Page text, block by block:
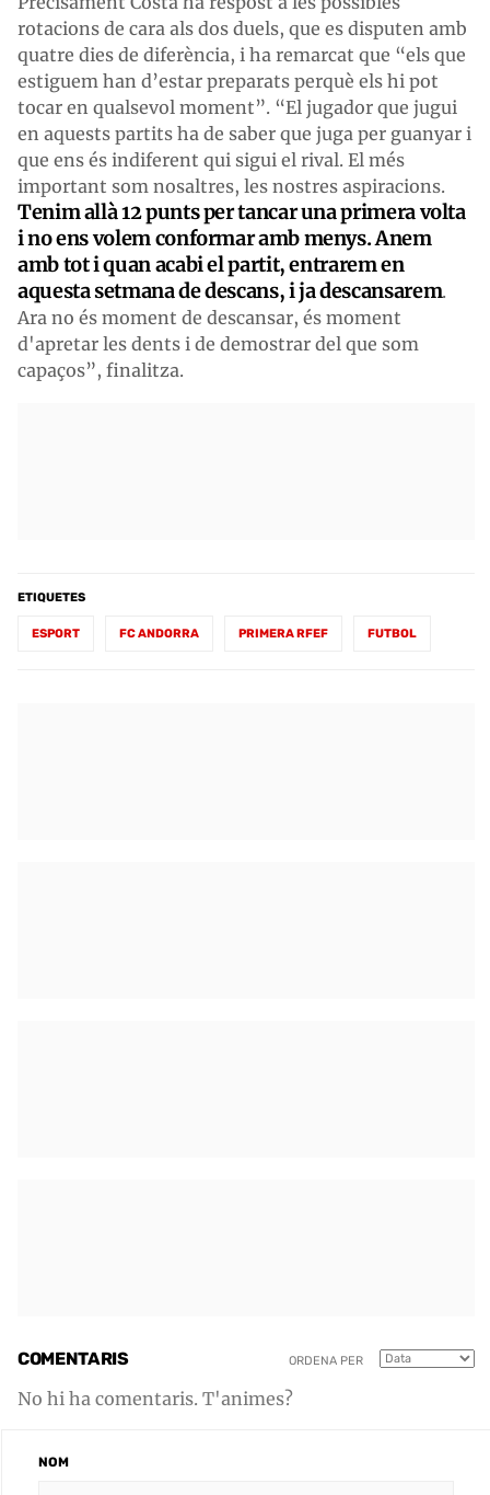
rotacions de cara als dos duels, que es disputen amb
quatre dies de diferència, i ha remarcat que “els que
estiguem han d’estar preparats perquè els hi pot
tocar en qualsevol moment”. “El jugador que jugui
en aquests partits ha de saber que juga per guanyar i
que ens és indiferent qui sigui el rival. El més
important som nosaltres, les nostres aspiracions.
Tenim allà 12 punts per tancar una primera volta
i no ens volem conformar amb menys. Anem
amb tot i quan acabi el partit, entrarem en
aquesta setmana de descans, i ja descansarem.
Ara no és moment de descansar, és moment
d'apretar les dents i de demostrar del que som
capaços”, finalitza.
ETIQUETES
ESPORT FC ANDORRA PRIMERA RFEF FUTBOL
COMENTARIS ORDENA PER
No hi ha comentaris. T'animes?
NOM